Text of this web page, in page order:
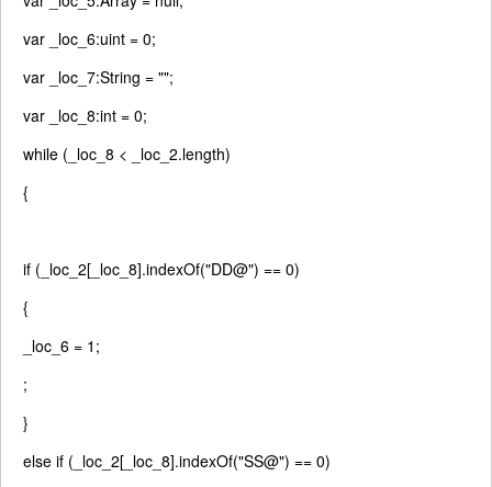
var _loc_6:uint = 0;
var _loc_7:String = "";
var _loc_8:int = 0;
while (_loc_8 < _loc_2.length)
{
if (_loc_2[_loc_8].indexOf("DD@") == 0)
{
_loc_6 = 1;
;
}
else if (_loc_2[_loc_8].indexOf("SS@") == 0)